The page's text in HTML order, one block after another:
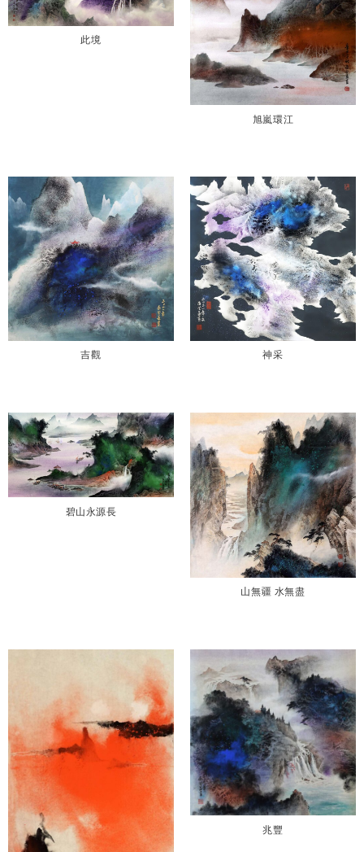
此境
旭嵐環江
吉觀 神采
碧山永源長
山無疆 水無盡
兆豐